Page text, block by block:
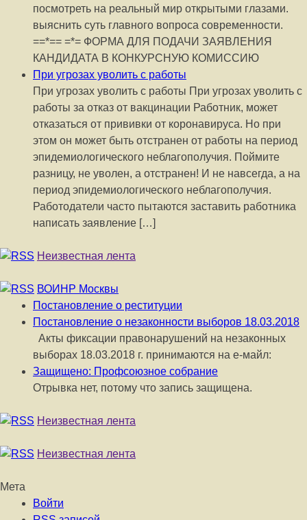
посмотреть на реальный мир открытыми глазами.
выяснить суть главного вопроса современности.
==*== =*= ФОРМА ДЛЯ ПОДАЧИ ЗАЯВЛЕНИЯ
КАНДИДАТА В КОНКУРСНУЮ КОМИССИЮ
При угрозах уволить с работы
При угрозах уволить с работы При угрозах уволить с
работы за отказ от вакцинации Работник, может
отказаться от прививки от коронавируса. Но при
этом он может быть отстранен от работы на период
эпидемиологического неблагополучия. Поймите
разницу, не уволен, а отстранен! И не навсегда, а на
период эпидемиологического неблагополучия.
Работодатели часто пытаются заставить работника
написать заявление […]
Неизвестная лента
ВОИНР Москвы
Постановление о реституции
Постановление о незаконности выборов 18.03.2018
Акты фиксации правонарушений на незаконных
выборах 18.03.2018 г. принимаются на е-майл:
Защищено: Профсоюзное собрание
Отрывка нет, потому что запись защищена.
Неизвестная лента
Неизвестная лента
Мета
Войти